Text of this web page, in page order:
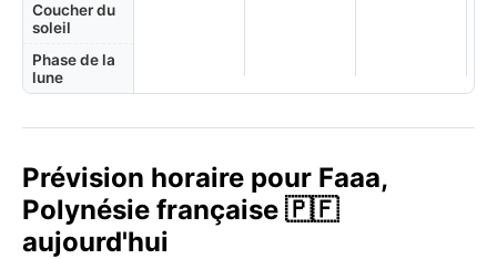
Coucher du
soleil
Phase de la
lune
Prévision horaire pour Faaa,
Polynésie française 🇵🇫
aujourd'hui